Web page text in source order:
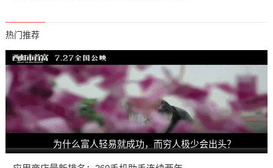
热门推荐
为什么富人轻易就成功，而穷人极少会出头？